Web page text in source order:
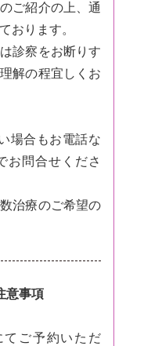
ご紹介の上、通
おります。
診察をお断りす
解の程宜しくお
場合もお電話な
お問合せくださ
治療のご希望の
意事項
てご予約いただ